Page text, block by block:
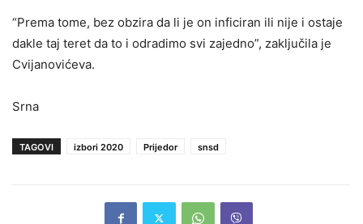
“Prema tome, bez obzira da li je on inficiran ili nije i ostaje
dakle taj teret da to i odradimo svi zajedno”, zaključila je
Cvijanovićeva.
Srna
TAGOVI izbori 2020 Prijedor snsd